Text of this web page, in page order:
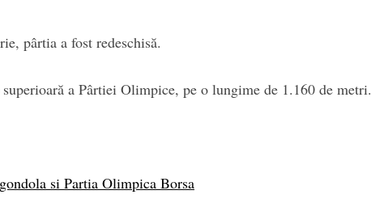
pârtia a fost redeschisă.
superioară a Pârtiei Olimpice, pe o lungime de 1.160 de metri.
si Partia Olimpica Borsa